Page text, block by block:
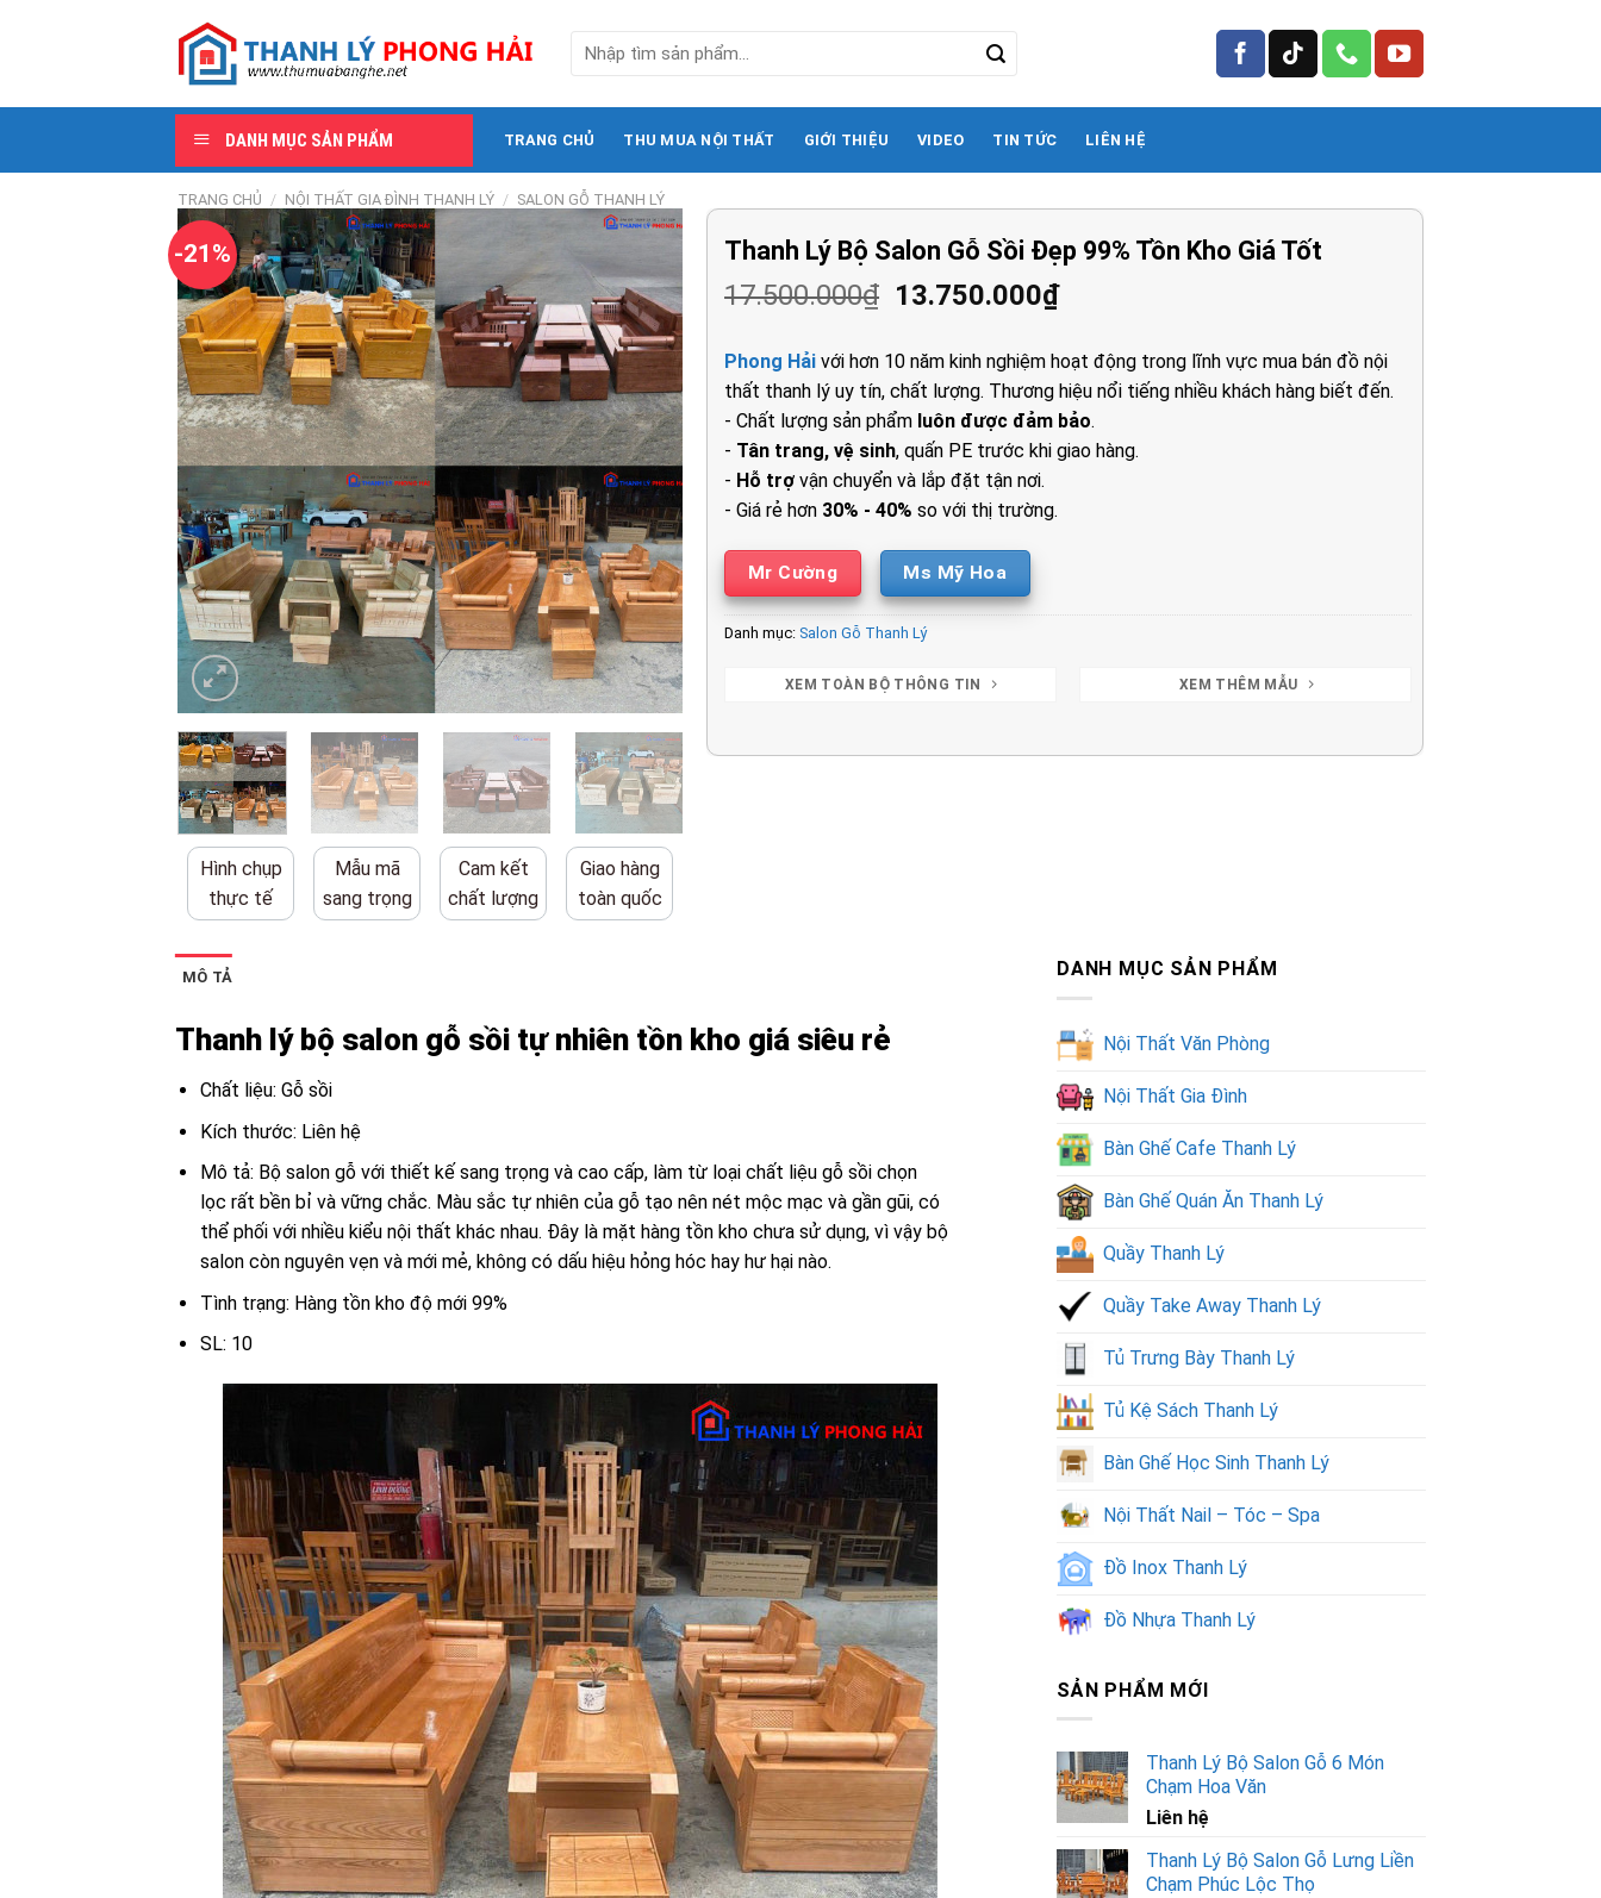
kiếm:
DANH MỤC SẢN PHẨM TRANG CHỦ THU MUA NỘI THẤT GIỚI THIỆU VIDEO TIN TỨC LIÊN HỆ
TRANG CHỦ / NỘI THẤT GIA ĐÌNH THANH LÝ / SALON GỖ THANH LÝ
-21%
Hình chụp
thực tế
Mẫu mã
sang trọng
Cam kết
chất lượng
Giao hàng
toàn quốc
Thanh Lý Bộ Salon Gỗ Sồi Đẹp 99% Tồn Kho Giá Tốt
17.500.000₫ Giá
là:
17.500.000₫.
13.750.000₫Giá
tại
là:
13.750.000₫.
Phong Hải với hơn 10 năm kinh nghiệm hoạt động trong lĩnh vực mua bán đồ nội
thất thanh lý uy tín, chất lượng. Thương hiệu nổi tiếng nhiều khách hàng biết đến.
- Chất lượng sản phẩm luôn được đảm bảo.
- Tân trang, vệ sinh, quấn PE trước khi giao hàng.
- Hỗ trợ vận chuyển và lắp đặt tận nơi.
- Giá rẻ hơn 30% - 40% so với thị trường.
Mr Cường Ms Mỹ Hoa
Danh mục:Salon Gỗ Thanh Lý
XEM TOÀN BỘ THÔNG TIN XEM THÊM MẪU
MÔ TẢ
Thanh lý bộ salon gỗ sồi tự nhiên tồn kho giá siêu rẻ
Chất liệu: Gỗ sồi
Kích thước: Liên hệ
Mô tả: Bộ salon gỗ với thiết kế sang trọngvà cao cấp, làm từ loạichất liệu gỗ sồi chọn
lọc rất bền bỉ và vững chắc. Màu sắc tự nhiên của gỗ tạo nên nét mộc mạc và gần gũi, có
thể phốivới nhiều kiểunội thất khác nhau. Đây là mặt hàng tồn khochưa sử dụng, vì vậybộ
salon còn nguyên vẹnvà mới mẻ, không có dấu hiệu hỏng hóc hay hư hạinào.
Tình trạng: Hàng tồn kho độ mới 99%
SL: 10
DANH MỤC SẢN PHẨM
Nội Thất Văn Phòng
Nội Thất Gia Đình
Bàn Ghế Cafe Thanh Lý
Bàn Ghế Quán Ăn Thanh Lý
Quầy Thanh Lý
Quầy Take Away Thanh Lý
Tủ Trưng Bày Thanh Lý
Tủ Kệ Sách Thanh Lý
Bàn Ghế Học Sinh Thanh Lý
Nội Thất Nail – Tóc – Spa
Đồ Inox Thanh Lý
Đồ Nhựa Thanh Lý
SẢN PHẨM MỚI
Thanh Lý Bộ Salon Gỗ 6 Món
Chạm Hoa Văn
Liên hệ
Thanh Lý Bộ Salon Gỗ Lưng Liền
Chạm Phúc Lộc Thọ